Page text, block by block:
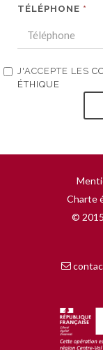
TÉLÉPHONE *
J'ACCEPTE LES
ÉTHIQUE
Charte
©